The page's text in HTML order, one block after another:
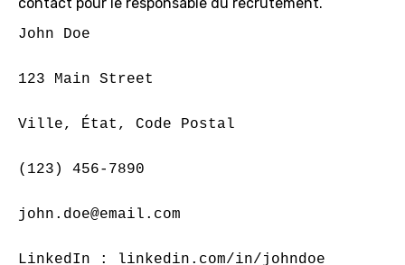
John Doe
123 Main Street
Ville, État, Code Postal
(123) 456-7890
john.doe@email.com
LinkedIn : linkedin.com/in/johndoe